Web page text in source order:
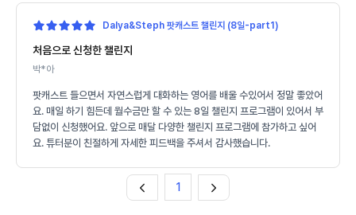
Dalya&Steph 팟캐스트 챌린지 (8일-part1)
처음으로 신청한 챌린지
박*아
팟캐스트 들으면서 자연스럽게 대화하는 영어를 배울 수있어서 정말 좋았어
요. 매일 하기 힘든데 월수금만 할 수 있는 8일 챌린지 프로그램이 있어서 부
담없이 신청했어요. 앞으로 매달 다양한 챌린지 프로그램에 참가하고 싶어
요. 튜터분이 친절하게 자세한 피드백을 주셔서 감사했습니다.
1